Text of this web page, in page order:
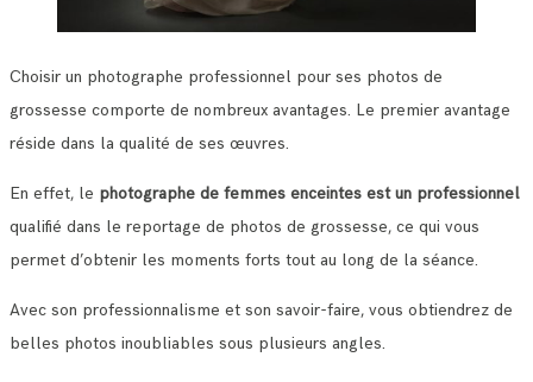
Choisir un photographe professionnel pour ses photos de
grossesse comporte de nombreux avantages. Le premier avantage
réside dans la qualité de ses œuvres.
En effet, le photographe de femmes enceintes est un professionnel
qualifié dans le reportage de photos de grossesse, ce qui vous
permet d’obtenir les moments forts tout au long de la séance.
Avec son professionnalisme et son savoir-faire, vous obtiendrez de
belles photos inoubliables sous plusieurs angles.